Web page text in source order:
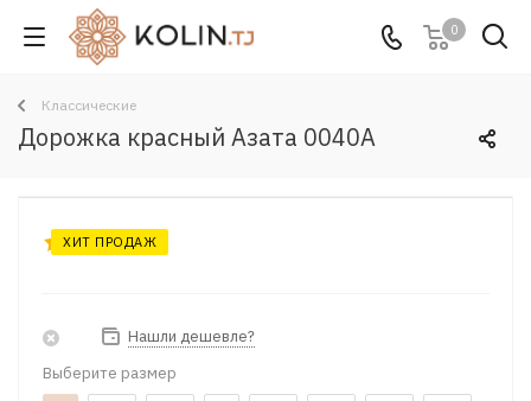
0
Классические
Дорожка красный Азата 0040A
ХИТ ПРОДАЖ
Нашли дешевле?
Выберите размер